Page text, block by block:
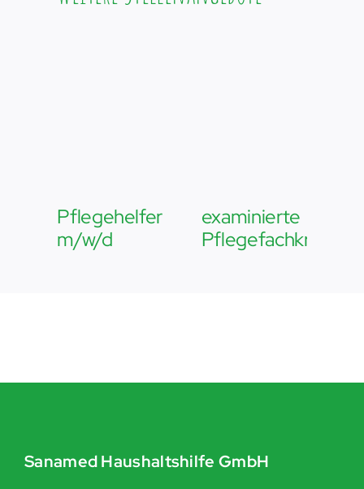
Pflegehelfer
m/w/d
examinierte
Pflegefachkraft
Sanamed Haushaltshilfe GmbH